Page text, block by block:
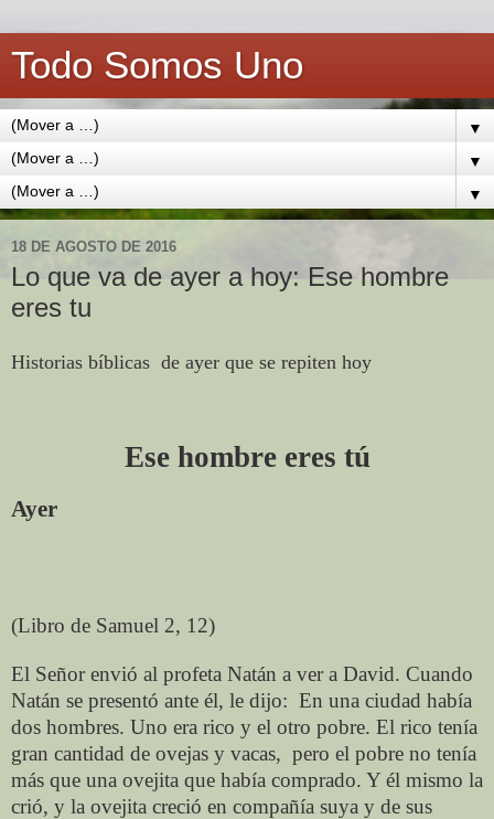
Todo Somos Uno
▼
▼
▼
18 DE AGOSTO DE 2016
Lo que va de ayer a hoy: Ese hombre
eres tu
Historias bíblicas de ayer que se repiten hoy
Ese hombre eres tú
Ayer
(Libro de Samuel 2, 12)
El Señor envió al profeta Natán a ver a David. Cuando
Natán se presentó ante él, le dijo: En una ciudad había
dos hombres. Uno era rico y el otro pobre. El rico tenía
gran cantidad de ovejas y vacas, pero el pobre no tenía
más que una ovejita que había comprado. Y él mismo la
crió, y la ovejita creció en compañía suya y de sus